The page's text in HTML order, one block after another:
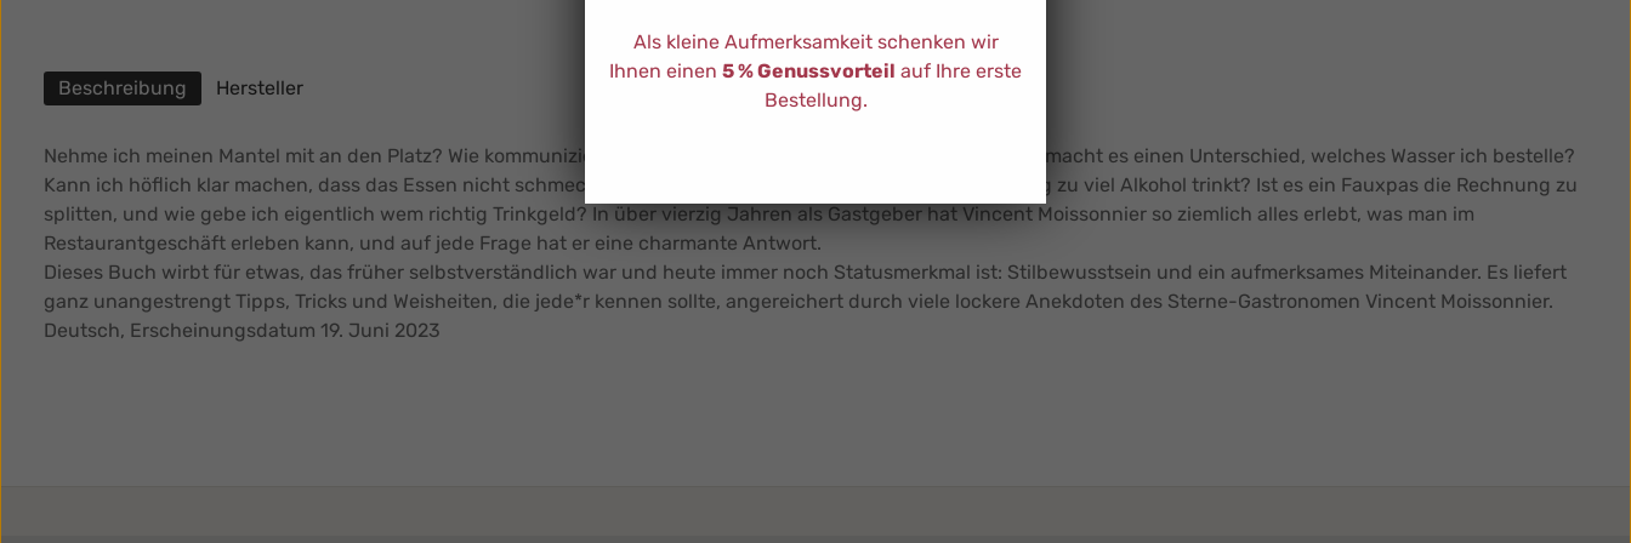
Beschreibung Hersteller
Nehme ich meinen Mantel mit an den Platz? Wie kommuniziere ich unauffällig meine Unverträglichkeiten, und macht es einen Unterschied, welches Wasser ich bestelle?
Kann ich höflich klar machen, dass das Essen nicht schmeckt? Wie gehe ich damit um, wenn meine Begleitung zu viel Alkohol trinkt? Ist es ein Fauxpas die Rechnung zu
splitten, und wie gebe ich eigentlich wem richtig Trinkgeld? In über vierzig Jahren als Gastgeber hat Vincent Moissonnier so ziemlich alles erlebt, was man im
Restaurantgeschäft erleben kann, und auf jede Frage hat er eine charmante Antwort.
Dieses Buch wirbt für etwas, das früher selbstverständlich war und heute immer noch Statusmerkmal ist: Stilbewusstsein und ein aufmerksames Miteinander. Es liefert
ganz unangestrengt Tipps, Tricks und Weisheiten, die jede*r kennen sollte, angereichert durch viele lockere Anekdoten des Sterne-Gastronomen Vincent Moissonnier.
Deutsch, Erscheinungsdatum 19. Juni 2023
Als kleine Aufmerksamkeit schenken wir
Ihnen einen 5 % Genussvorteil auf Ihre erste
Bestellung.